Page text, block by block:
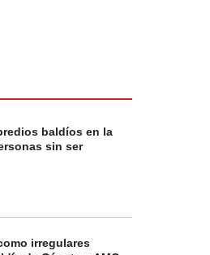
baldíos en la
sin ser
irregulares